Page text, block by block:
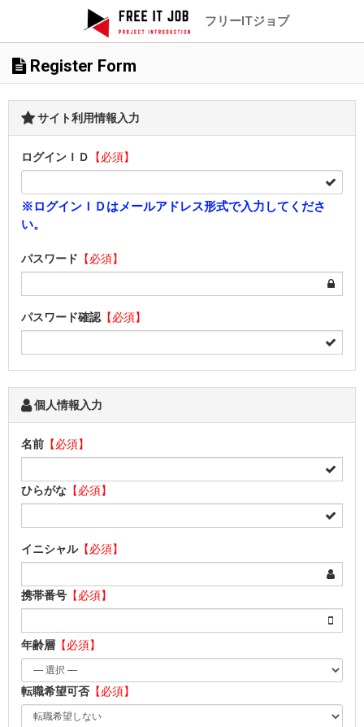
フリーITジョブ
Register Form
サイト利用情報入力
ログインＩＤ 【必須】
※ログインＩＤはメールアドレス形式で入力してくださ
い。
パスワード 【必須】
パスワード確認 【必須】
個人情報入力
名前 【必須】
ひらがな 【必須】
イニシャル【必須】
携帯番号 【必須】
年齢層 【必須】
転職希望可否【必須】